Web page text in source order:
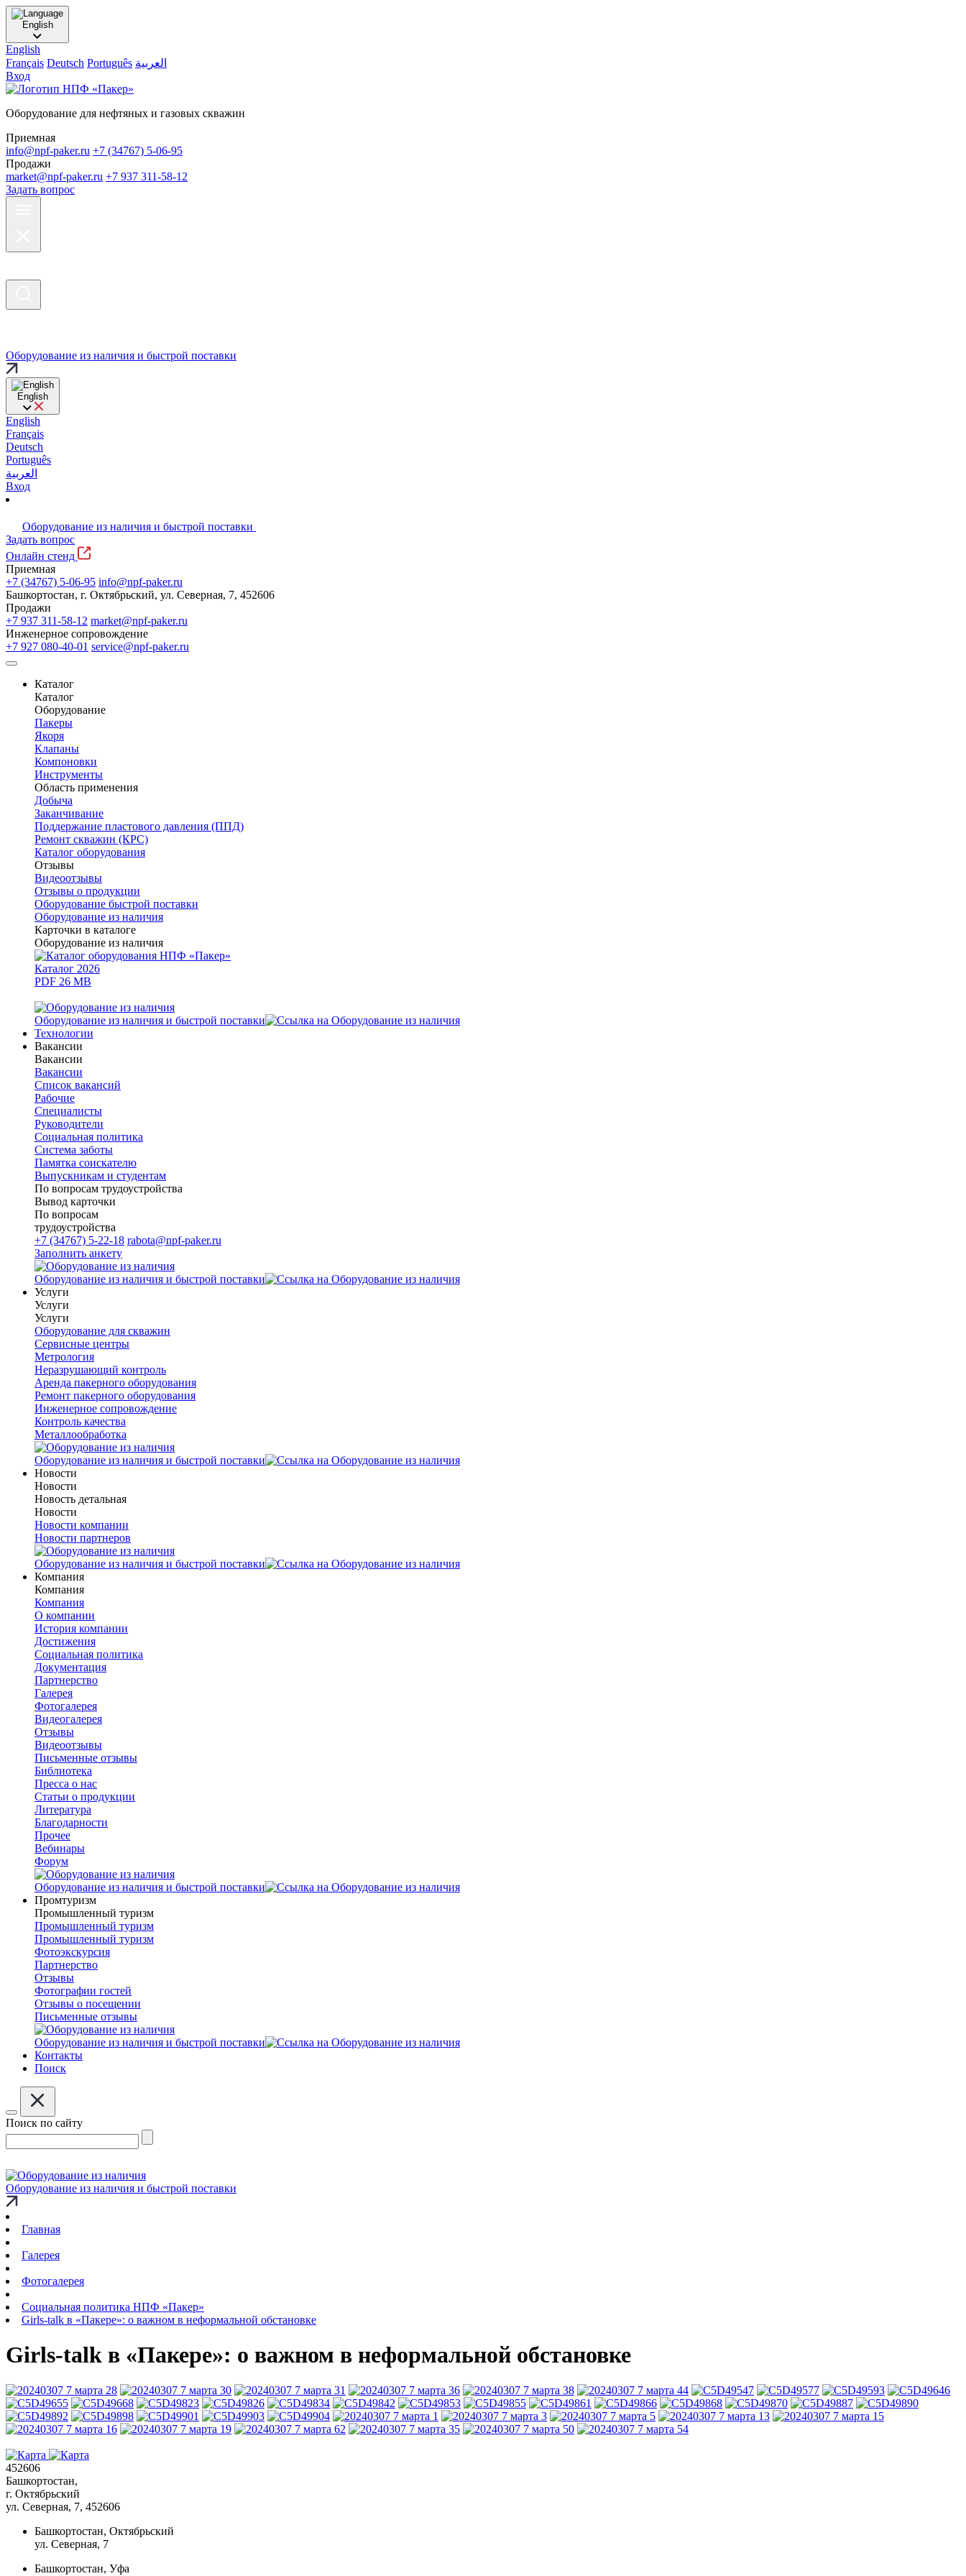
English
English
Français Deutsch Português العربية
Вход
Оборудование для нефтяных и газовых скважин
Приемная
info@npf-paker.ru +7 (34767) 5-06-95
Продажи
market@npf-paker.ru +7 937 311-58-12
Задать вопрос
Оборудование из наличия и быстрой поставки
English
English
Français
Deutsch
Português
العربية
Вход
Оборудование из наличия и быстрой поставки
Задать вопрос
Онлайн стенд
Приемная
+7 (34767) 5-06-95 info@npf-paker.ru
Башкортостан, г. Октябрьский, ул. Северная, 7, 452606
Продажи
+7 937 311-58-12 market@npf-paker.ru
Инженерное сопровождение
+7 927 080-40-01 service@npf-paker.ru
Каталог
Каталог
Оборудование
Пакеры
Якоря
Клапаны
Компоновки
Инструменты
Область применения
Добыча
Заканчивание
Поддержание пластового давления (ППД)
Ремонт скважин (КРС)
Каталог оборудования
Отзывы
Видеоотзывы
Отзывы о продукции
Оборудование быстрой поставки
Оборудование из наличия
Карточки в каталоге
Оборудование из наличия
Каталог 2026
PDF 26 MB
Оборудование из наличия и быстрой поставки
Технологии
Вакансии
Вакансии
Вакансии
Список вакансий
Рабочие
Специалисты
Руководители
Cоциальная политика
Система заботы
Памятка соискателю
Выпускникам и студентам
По вопросам трудоустройства
Вывод карточки
По вопросам
трудоустройства
+7 (34767) 5-22-18 rabota@npf-paker.ru
Заполнить анкету
Оборудование из наличия и быстрой поставки
Услуги
Услуги
Услуги
Оборудование для скважин
Сервисные центры
Метрология
Неразрушающий контроль
Аренда пакерного оборудования
Ремонт пакерного оборудования
Инженерное сопровождение
Контроль качества
Металлообработка
Оборудование из наличия и быстрой поставки
Новости
Новости
Новость детальная
Новости
Новости компании
Новости партнеров
Оборудование из наличия и быстрой поставки
Компания
Компания
Компания
О компании
История компании
Достижения
Социальная политика
Документация
Партнерство
Галерея
Фотогалерея
Видеогалерея
Отзывы
Видеоотзывы
Письменные отзывы
Библиотека
Пресса о нас
Статьи о продукции
Литература
Благодарности
Прочее
Вебинары
Форум
Оборудование из наличия и быстрой поставки
Промтуризм
Промышленный туризм
Промышленный туризм
Промышленный туризм
Фотоэкскурсия
Партнерство
Отзывы
Фотографии гостей
Отзывы о посещении
Письменные отзывы
Оборудование из наличия и быстрой поставки
Контакты
Поиск
Поиск по сайту
Оборудование из наличия и быстрой поставки
Главная
Галерея
Фотогалерея
Социальная политика НПФ «Пакер»
Girls-talk в «Пакере»: о важном в неформальной обстановке
Girls-talk в «Пакере»: о важном в неформальной обстановке
452606
Башкортостан,
г. Октябрьский
ул. Северная, 7, 452606
Башкортостан, Октябрьский
ул. Северная, 7
Башкортостан, Уфа